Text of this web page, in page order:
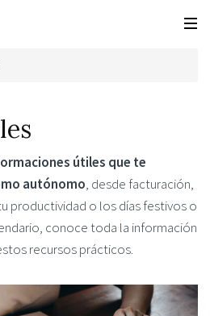
útiles que te
autónomo, desde facturación,
productividad o los días festivos o
conoce toda la información
recursos prácticos.